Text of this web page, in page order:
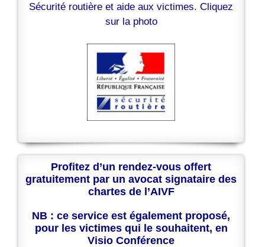
Sécurité routière et aide aux victimes. Cliquez
sur la photo
Profitez d’un rendez-vous offert
gratuitement par un avocat signataire des
chartes de l’AIVF
NB : ce service est également proposé,
pour les victimes qui le souhaitent, en
Visio Conférence